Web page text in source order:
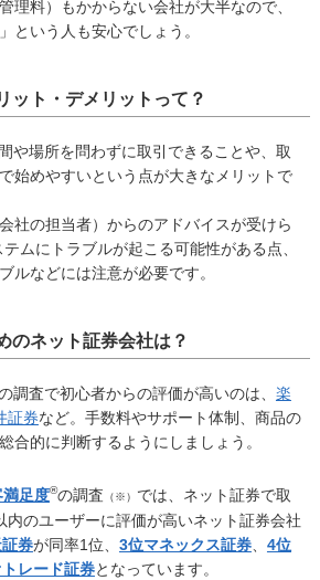
理料）もかからない会社が大半なので、
という人も安心でしょう。
ット・デメリットって？
や場所を問わずに取引できることや、取
始めやすいという点が大きなメリットで
社の担当者）からのアドバイスが受けら
ムにトラブルが起こる可能性がある点、
ルなどには注意が必要です。
のネット証券会社は？
調査で初心者からの評価が高いのは、 楽
証券など。手数料やサポート体制、商品の
合的に判断するようにしましょう。
足度®の調査 （※） では、ネット証券で取
内のユーザーに評価が高いネット証券会社
券が同率1位、 3位マネックス証券、 4位
レード証券となっています。